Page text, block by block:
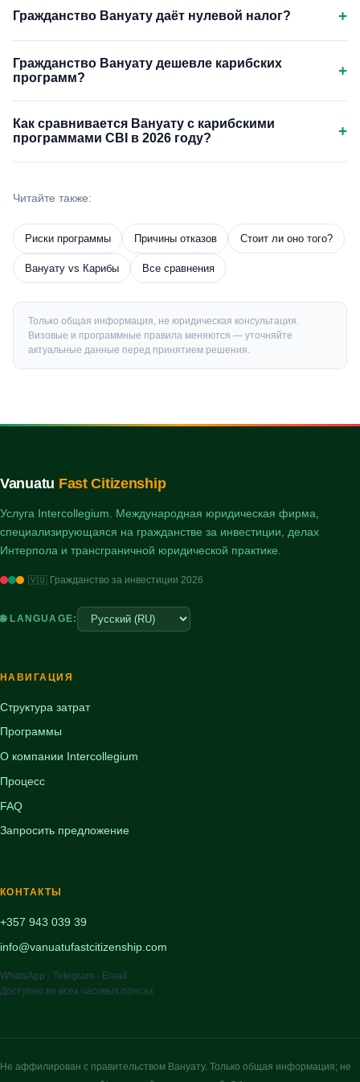
Гражданство Вануату даёт нулевой налог? +
Гражданство Вануату дешевле карибских
программ?
+
Как сравнивается Вануату с карибскими
программами CBI в 2026 году?
+
Читайте также:
Риски программы Причины отказов Стоит ли оно того?
Вануату vs Карибы Все сравнения
Только общая информация, не юридическая консультация.
Визовые и программные правила меняются — уточняйте
актуальные данные перед принятием решения.
Vanuatu Fast Citizenship
Услуга Intercollegium. Международная юридическая фирма,
специализирующаяся на гражданстве за инвестиции, делах
Интерпола и трансграничной юридической практике.
🇻🇺 Гражданство за инвестиции 2026
🌐 LANGUAGE:
НАВИГАЦИЯ
Структура затрат
Программы
О компании Intercollegium
Процесс
FAQ
Запросить предложение
КОНТАКТЫ
+357 943 039 39
info@vanuatufastcitizenship.com
WhatsApp · Telegram · Email
Доступно во всех часовых поясах
Не аффилирован с правительством Вануату. Только общая информация; не